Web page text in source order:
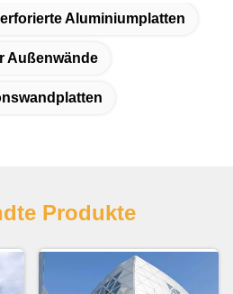
Aluminiumplatten
Außenwände
Produkte